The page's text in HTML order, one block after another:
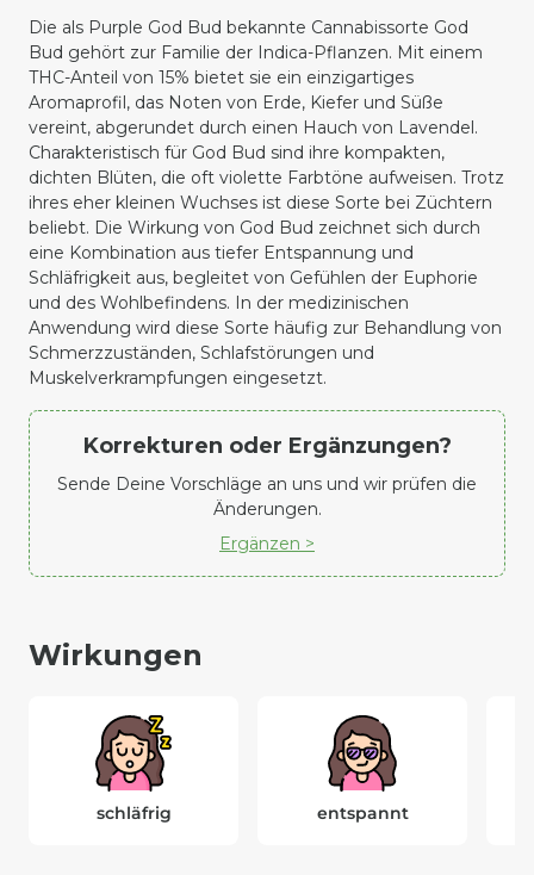
Die als Purple God Bud bekannte Cannabissorte God
Bud gehört zur Familie der Indica-Pflanzen. Mit einem
THC-Anteil von 15% bietet sie ein einzigartiges
Aromaprofil, das Noten von Erde, Kiefer und Süße
vereint, abgerundet durch einen Hauch von Lavendel.
Charakteristisch für God Bud sind ihre kompakten,
dichten Blüten, die oft violette Farbtöne aufweisen. Trotz
ihres eher kleinen Wuchses ist diese Sorte bei Züchtern
beliebt. Die Wirkung von God Bud zeichnet sich durch
eine Kombination aus tiefer Entspannung und
Schläfrigkeit aus, begleitet von Gefühlen der Euphorie
und des Wohlbefindens. In der medizinischen
Anwendung wird diese Sorte häufig zur Behandlung von
Schmerzzuständen, Schlafstörungen und
Muskelverkrampfungen eingesetzt.
Korrekturen oder Ergänzungen?
Sende Deine Vorschläge an uns und wir prüfen die
Änderungen.
Ergänzen >
Wirkungen
schläfrig entspannt